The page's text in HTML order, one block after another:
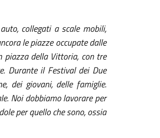
collegati a scale mobili,
le piazze occupate dalle
piazza della Vittoria, con tre
Durante il Festival dei Due
dei giovani, delle famiglie.
Noi dobbiamo lavorare per
per quello che sono, ossia